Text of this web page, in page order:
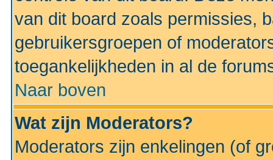
van dit board zoals permissies,
gebruikersgroepen of
toegankelijkheden in al de
Naar boven
Wat zijn Moderators?
Moderators zijn enkelingen (of